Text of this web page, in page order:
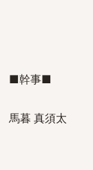
■幹事■
馬暮 真須太